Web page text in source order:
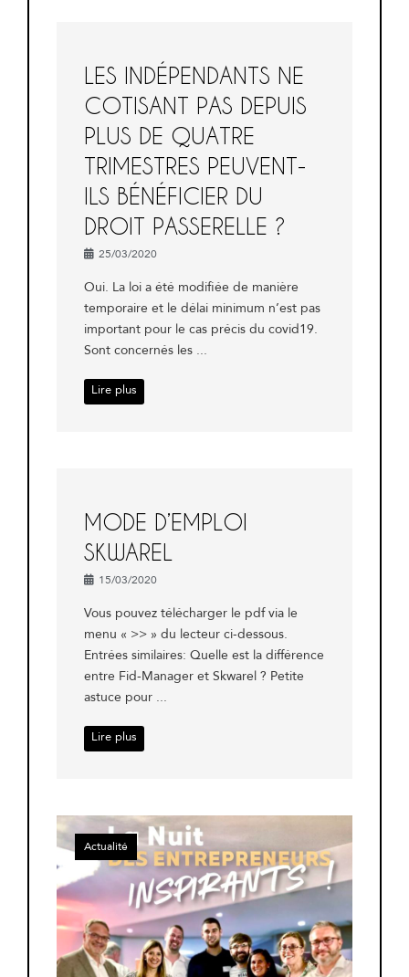
LES INDÉPENDANTS NE
COTISANT PAS DEPUIS
PLUS DE QUATRE
TRIMESTRES PEUVENT-
ILS BÉNÉFICIER DU
DROIT PASSERELLE ?
25/03/2020
Oui. La loi a été modifiée de manière
temporaire et le délai minimum n’est pas
important pour le cas précis du covid19.
Sont concernés les ...
Lire plus
MODE D’EMPLOI
SKWAREL
15/03/2020
Vous pouvez télécharger le pdf via le
menu « >> » du lecteur ci-dessous.
Entrées similaires: Quelle est la différence
entre Fid-Manager et Skwarel ? Petite
astuce pour ...
Lire plus
Actualité